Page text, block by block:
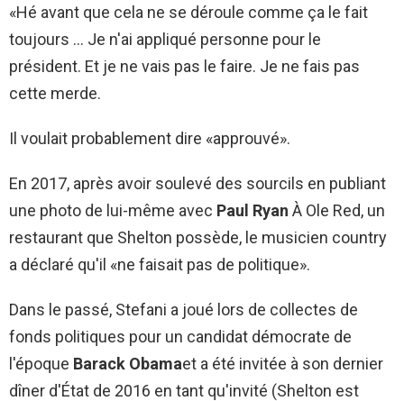
«Hé avant que cela ne se déroule comme ça le fait
toujours … Je n'ai appliqué personne pour le
président. Et je ne vais pas le faire. Je ne fais pas
cette merde.
Il voulait probablement dire «approuvé».
En 2017, après avoir soulevé des sourcils en publiant
une photo de lui-même avec Paul Ryan À Ole Red, un
restaurant que Shelton possède, le musicien country
a déclaré qu'il «ne faisait pas de politique».
Dans le passé, Stefani a joué lors de collectes de
fonds politiques pour un candidat démocrate de
l'époque Barack Obamaet a été invitée à son dernier
dîner d'État de 2016 en tant qu'invité (Shelton est